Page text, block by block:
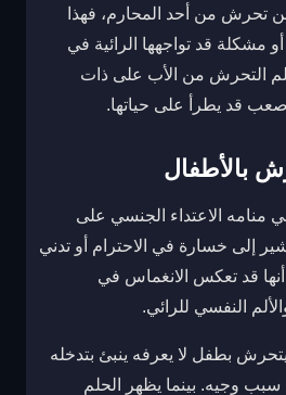
تحرش من أحد المحارم، فهذا
مشكلة قد تواجهها الرائية في
التحرش من الأب على ذات
صعب قد يطرأ على حياتها.
بالأطفال
الاعتداء الجنسي على
إلى خسارة في الاحترام أو تدني
أنها قد تعكس الانغماس في
النفسي للرائي.
بطفل لا يعرفه ينبئ بتدخله
وجيه. بينما يظهر الحلم